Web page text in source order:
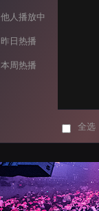
他人播放中
昨日热播
本周热播
全选